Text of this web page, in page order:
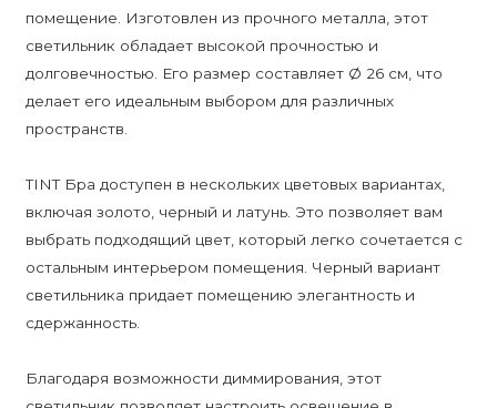
помещение. Изготовлен из прочного металла, этот
светильник обладает высокой прочностью и
долговечностью. Его размер составляет Ø 26 см, что
делает его идеальным выбором для различных
пространств.
TINT Бра доступен в нескольких цветовых вариантах,
включая золото, черный и латунь. Это позволяет вам
выбрать подходящий цвет, который легко сочетается с
остальным интерьером помещения. Черный вариант
светильника придает помещению элегантность и
сдержанность.
Благодаря возможности диммирования, этот